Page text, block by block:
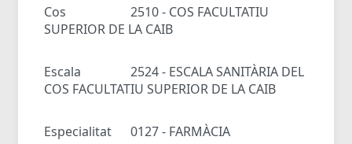
Cos
2510 - COS FACULTATIU
SUPERIOR DE LA CAIB
Escala
2524 - ESCALA SANITÀRIA DEL
COS FACULTATIU SUPERIOR DE LA CAIB
Especialitat 0127 - FARMÀCIA